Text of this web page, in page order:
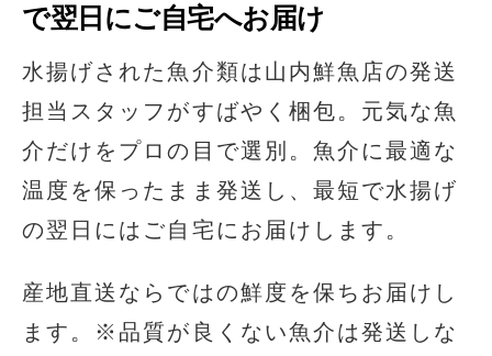
で翌日にご自宅へお届け
水揚げされた魚介類は山内鮮魚店の発送
担当スタッフがすばやく梱包。元気な魚
介だけをプロの目で選別。魚介に最適な
温度を保ったまま発送し、最短で水揚げ
の翌日にはご自宅にお届けします。
産地直送ならではの鮮度を保ちお届けし
ます。※品質が良くない魚介は発送しな